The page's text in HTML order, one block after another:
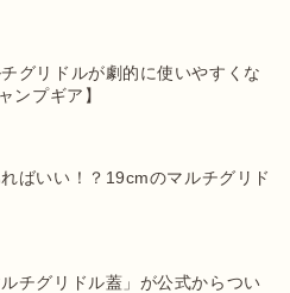
グリドルが劇的に使いやすくな
ンプギア】
ばいい！？19cmのマルチグリド
チグリドル蓋」が公式からつい